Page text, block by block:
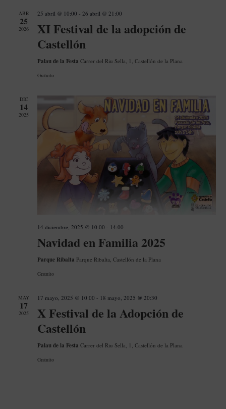
vistas
ABR
25
2026
25 abril @ 10:00 - 26 abril @ 21:00
XI Festival de la adopción de
Castellón
Palau de la Festa Carrer del Riu Sella, 1, Castellón de la Plana
Gratuito
DIC
14
2025
14 diciembre, 2025 @ 10:00 - 14:00
Navidad en Familia 2025
Parque Ribalta Parque Ribalta, Castellón de la Plana
Gratuito
MAY
17
2025
17 mayo, 2025 @ 10:00 - 18 mayo, 2025 @ 20:30
X Festival de la Adopción de
Castellón
Palau de la Festa Carrer del Riu Sella, 1, Castellón de la Plana
Gratuito